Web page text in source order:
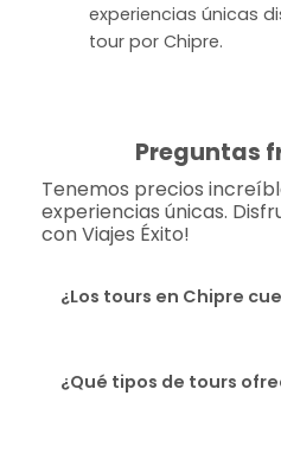
experiencias únicas
tour por Chipre.
Preguntas
Tenemos precios
experiencias únicas.
con Viajes Éxito!
¿Los tours en Chipre
¿Qué tipos de tours